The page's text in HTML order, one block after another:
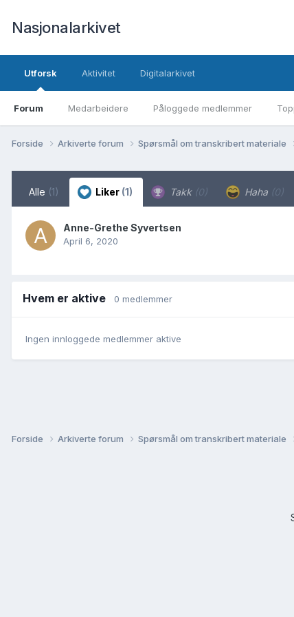
Nasjonalarkivet
Utforsk
Forum Medarbeidere Påloggede medlemmer
Aktivitet Digitalarkivet
Forside Arkiverte forum Spørsmål om transkribert materiale
Alle (1) Liker (1) Takk (0) Haha (0)
Anne-Grethe Syvertsen
April 6, 2020
Hvem er aktive 0 medlemmer
Ingen innloggede medlemmer aktive
Forside Arkiverte forum Spørsmål om transkribert materiale